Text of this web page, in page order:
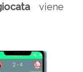
viene